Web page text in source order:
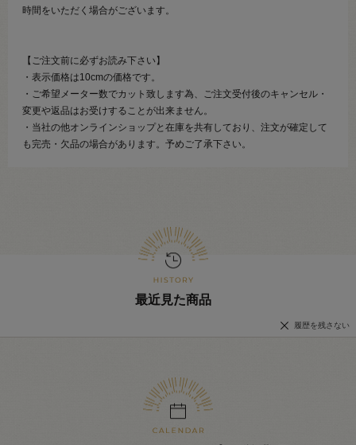
時間をいただく場合がございます。
【ご注文前に必ずお読み下さい】
・表示価格は10cmの価格です。
・ご希望メーター数でカット致します為、ご注文受付後のキャンセル・
変更や返品はお受けすることが出来ません。
・当社の他オンラインショップと在庫を共有しており、注文が確定して
も完売・欠品の場合があります。予めご了承下さい。
最近見た商品
履歴を残さない